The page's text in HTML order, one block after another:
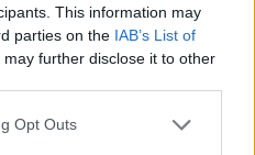
This information may
parties on the IAB’s List of
may further disclose it to other
Opt Outs